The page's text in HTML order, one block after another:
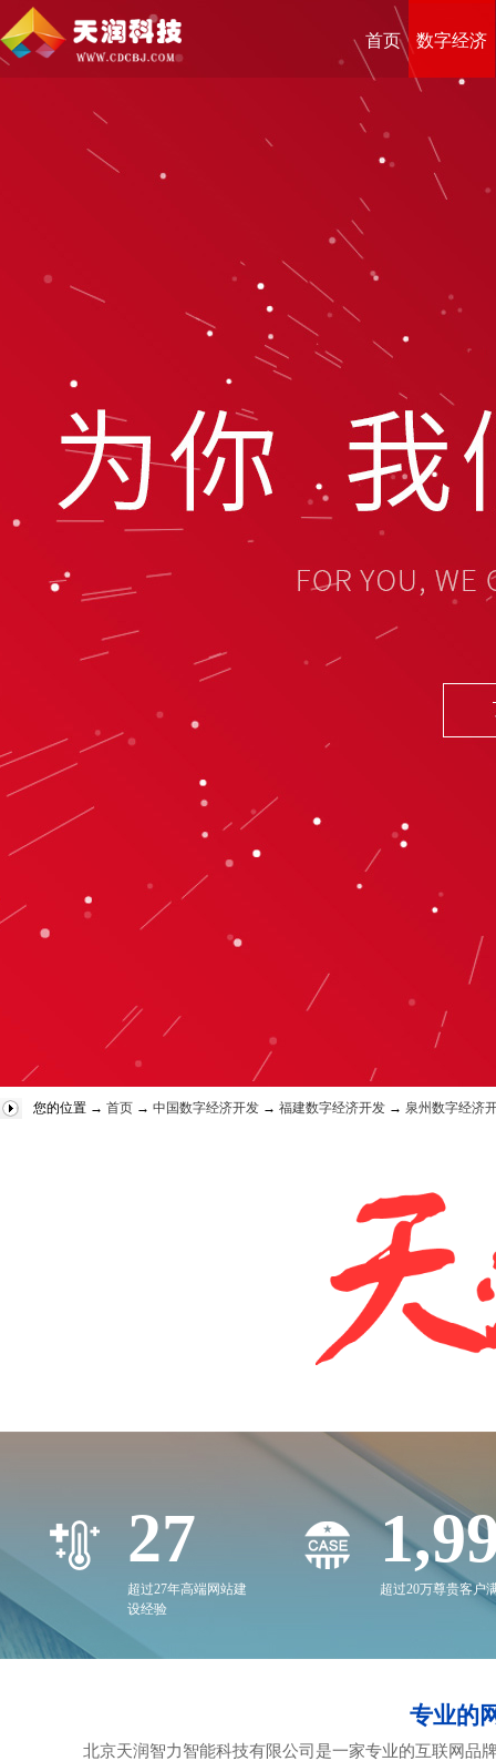
首页 数字经济
您的位置 → 首页 → 中国数字经济开发 → 福建数字经济开发 → 泉州数字经济
27
超过27年高端网站建
设经验
超过20万尊贵客户
专业的
北京天润智力智能科技有限公司是一家专业的互联网品